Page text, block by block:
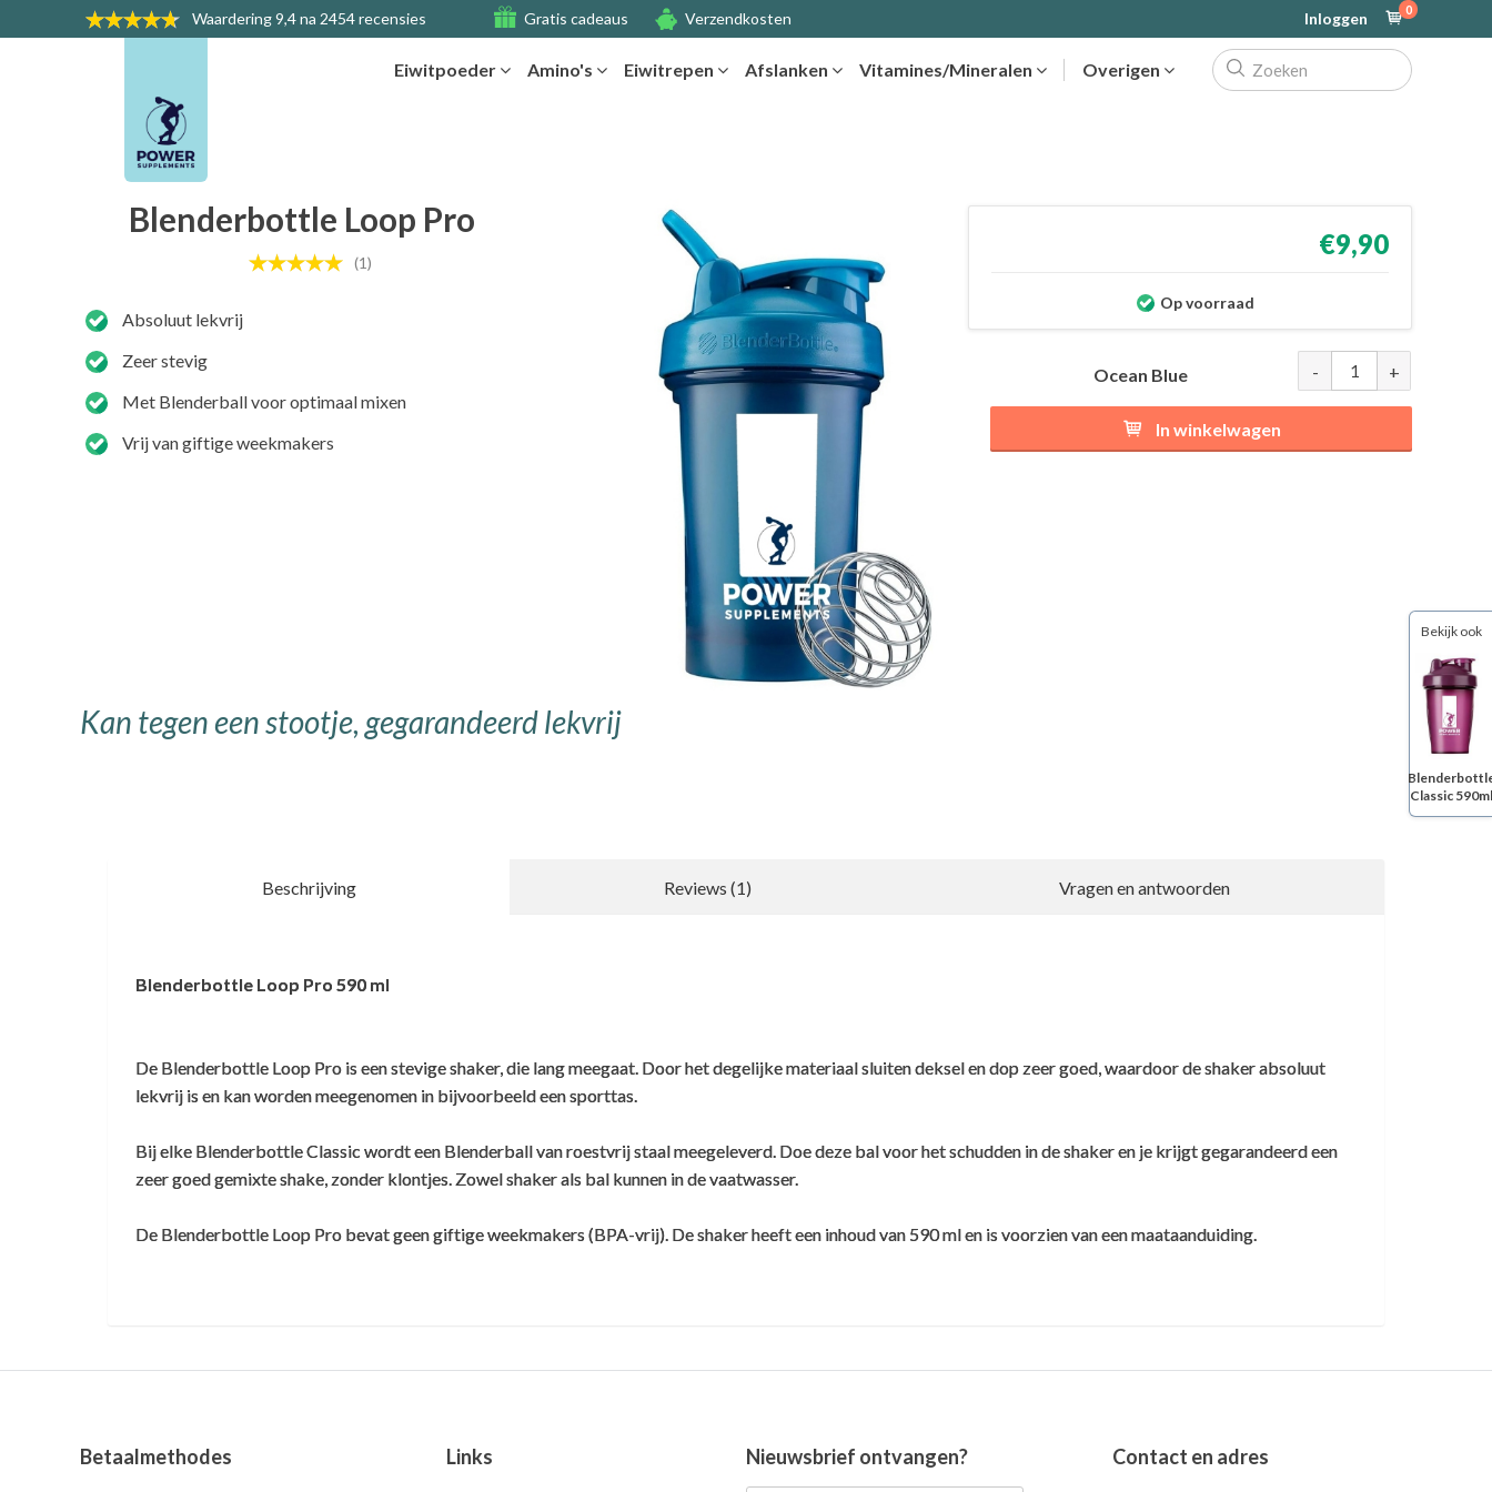
Waardering9,4 na 2454 recensies Gratis cadeaus Verzendkosten Inloggen 0
Eiwitpoeder Amino's Eiwitrepen Afslanken Vitamines/Mineralen Overigen
Blenderbottle Loop Pro
(1)
Absoluut lekvrij
Zeer stevig
Met Blenderball voor optimaal mixen
Vrij van giftige weekmakers
Kan tegen een stootje, gegarandeerd lekvrij
€9,90
Op voorraad
Ocean Blue - +
In winkelwagen
Beschrijving Reviews (1) Vragen en antwoorden
Blenderbottle Loop Pro 590 ml
De Blenderbottle Loop Pro is een stevige shaker, die lang meegaat. Door het degelijke materiaal sluiten deksel en dop zeer goed, waardoor de shaker absoluut
lekvrij is en kan worden meegenomen in bijvoorbeeld een sporttas.
Bij elke Blenderbottle Classic wordt een Blenderball van roestvrij staal meegeleverd. Doe deze bal voor het schudden in de shaker en je krijgt gegarandeerd een
zeer goed gemixte shake, zonder klontjes. Zowel shaker als bal kunnen in de vaatwasser.
De Blenderbottle Loop Pro bevat geen giftige weekmakers (BPA-vrij). De shaker heeft een inhoud van 590 ml en is voorzien van een maataanduiding.
Waanzinnig mooie beker
oceaankleur. Sluit als een bus.
Betaalmethodes Links Nieuwsbrief ontvangen? Contact en adres
Bekijk ook
Classic 590ml